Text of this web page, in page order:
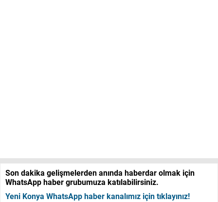
Son dakika gelişmelerden anında haberdar olmak için
WhatsApp haber grubumuza katılabilirsiniz.
Yeni Konya WhatsApp haber kanalımız için tıklayınız!